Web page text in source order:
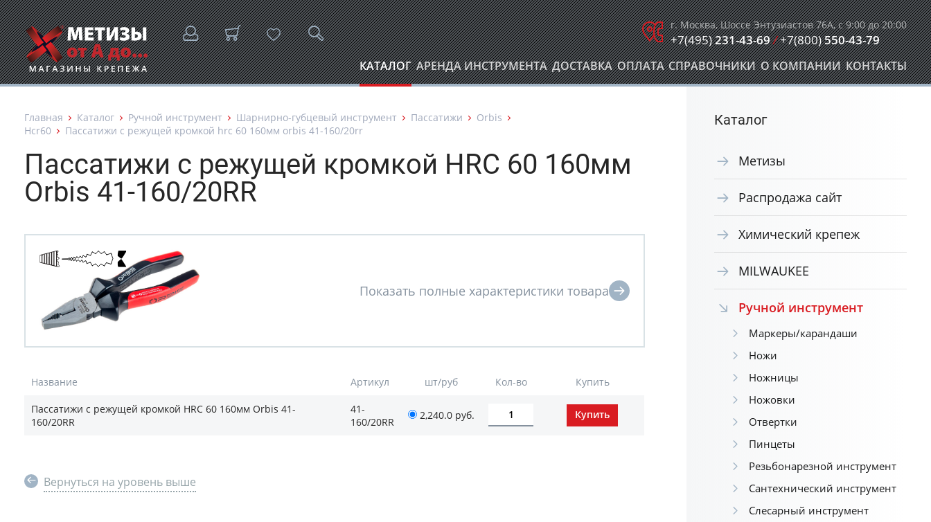
г. Москва, Шоссе Энтузиастов 76А, с 9:00 до 20:00
+7(495)231-43-69/+7(800)550-43-79
КАТАЛОГ АРЕНДА ИНСТРУМЕНТА ДОСТАВКА ОПЛАТА СПРАВОЧНИКИ О КОМПАНИИ КОНТАКТЫ
Главная Каталог Ручной инструмент Шарнирно-губцевый инструмент Пассатижи
Orbis
Hcr60
Пассатижи с режущей кромкой hrc 60 160мм orbis 41-160/20rr
Пассатижи с режущей кромкой HRC 60 160мм
Orbis 41-160/20RR
Название Артикул шт/руб Кол-во Купить
Пассатижи с режущей кромкой HRC 60 160мм Orbis 41-
160/20RR
41-
160/20RR
2,240.0 руб.
Вернуться на уровень выше
Каталог
Метизы
Распродажа сайт
Химический крепеж
MILWAUKEE
Ручной инструмент
Маркеры/карандаши
Ножи
Ножницы
Ножовки
Отвертки
Пинцеты
Резьбонарезной инструмент
Сантехнический инструмент
Слесарный инструмент